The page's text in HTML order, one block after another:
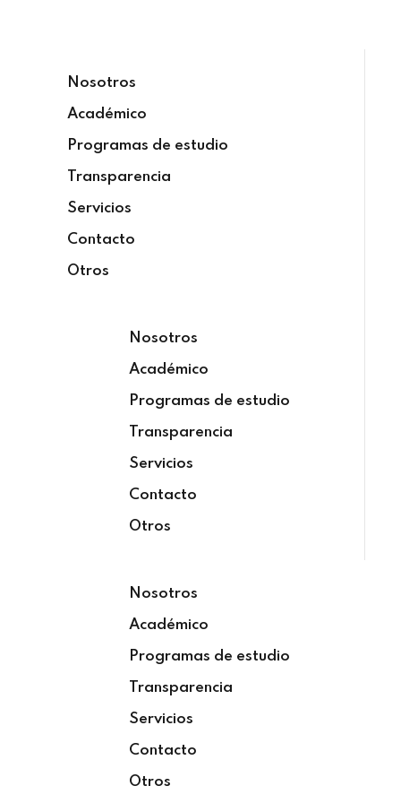
Nosotros
Académico
Programas de estudio
Transparencia
Servicios
Contacto
Otros
Nosotros
Académico
Programas de estudio
Transparencia
Servicios
Contacto
Otros
Nosotros
Académico
Programas de estudio
Transparencia
Servicios
Contacto
Otros
Don’t have an account?
Sign up
Already have an account?